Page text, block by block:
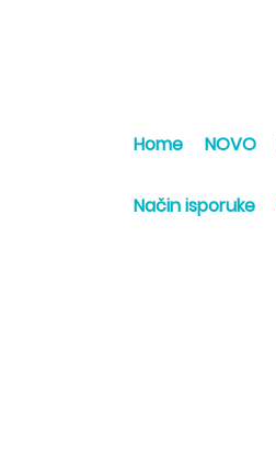
Home NOVO
Način isporuke